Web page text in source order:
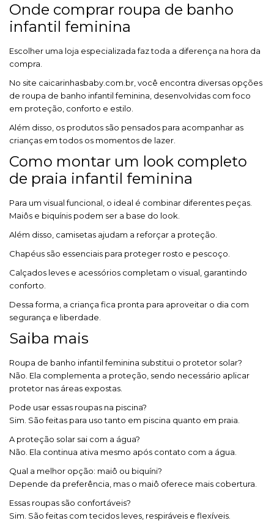
Onde comprar roupa de banho
infantil feminina
Escolher uma loja especializada faz toda a diferença na hora da
compra.
No site caicarinhasbaby.com.br, você encontra diversas opções
de roupa de banho infantil feminina, desenvolvidas com foco
em proteção, conforto e estilo.
Além disso, os produtos são pensados para acompanhar as
crianças em todos os momentos de lazer.
Como montar um look completo
de praia infantil feminina
Para um visual funcional, o ideal é combinar diferentes peças.
Maiôs e biquínis podem ser a base do look.
Além disso, camisetas ajudam a reforçar a proteção.
Chapéus são essenciais para proteger rosto e pescoço.
Calçados leves e acessórios completam o visual, garantindo
conforto.
Dessa forma, a criança fica pronta para aproveitar o dia com
segurança e liberdade.
Saiba mais
Roupa de banho infantil feminina substitui o protetor solar?
Não. Ela complementa a proteção, sendo necessário aplicar
protetor nas áreas expostas.
Pode usar essas roupas na piscina?
Sim. São feitas para uso tanto em piscina quanto em praia.
A proteção solar sai com a água?
Não. Ela continua ativa mesmo após contato com a água.
Qual a melhor opção: maiô ou biquíni?
Depende da preferência, mas o maiô oferece mais cobertura.
Essas roupas são confortáveis?
Sim. São feitas com tecidos leves, respiráveis e flexíveis.